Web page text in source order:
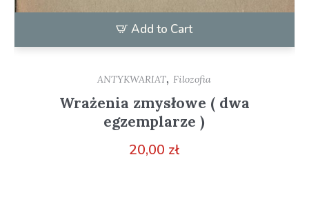
Add to Cart
ANTYKWARIAT,Filozofia
Wrażenia zmysłowe ( dwa
egzemplarze )
20,00 zł